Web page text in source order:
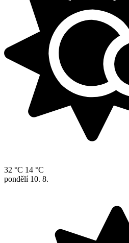
32 °C 14 °C
pondělí 10. 8.